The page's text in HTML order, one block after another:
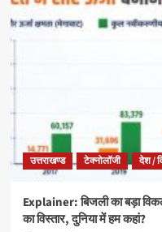
उत्तराखण्ड टेक्नोलॉजी देश /
Explainer: बिजली का बड़ा
का विस्तार, दुनिया में हम कहां?